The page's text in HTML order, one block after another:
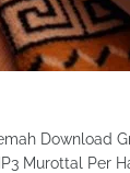
Download
Murottal Per